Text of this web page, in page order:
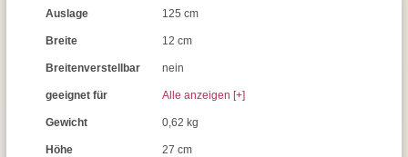
Auslage 125 cm
Breite 12 cm
Breitenverstellbar nein
geeignet für Alle anzeigen [+]
Gewicht 0,62 kg
Höhe 27 cm